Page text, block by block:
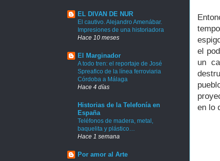
el
un
en lo
EL DIVAN DE NUR
El cautivo. Alejandro Amenábar.
Impresiones de una historiadora
Hace 10 meses
El Marginador
A todo tren: el reportaje de José
Spreafico de la línea ferroviaria
Córdoba a Málaga
Hace 4 días
Historias de la Telefonía en
España
Teléfonos de madera, metal,
baquelita y plástico…
Hace 1 semana
Por amor al Arte